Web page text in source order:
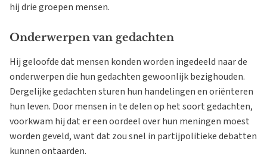
hij drie groepen mensen.
Onderwerpen van gedachten
Hij geloofde dat mensen konden worden ingedeeld naar de
onderwerpen die hun gedachten gewoonlijk bezighouden.
Dergelijke gedachten sturen hun handelingen en oriënteren
hun leven. Door mensen in te delen op het soort gedachten,
voorkwam hij dat er een oordeel over hun meningen moest
worden geveld, want dat zou snel in partijpolitieke debatten
kunnen ontaarden.